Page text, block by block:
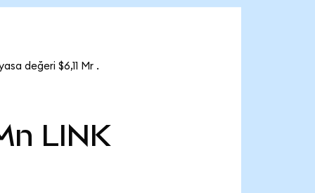
değeri $6,11 Mr .
LINK